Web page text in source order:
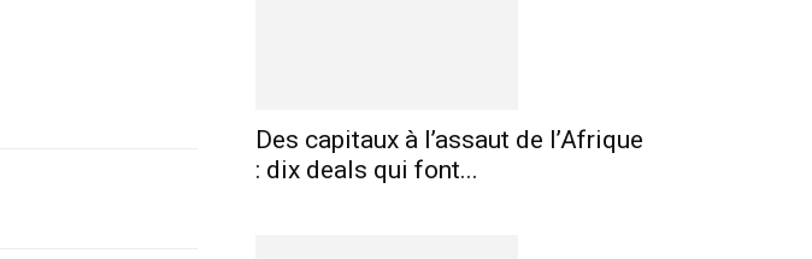
Des capitaux à l’assaut de l’Afrique
: dix deals qui font...